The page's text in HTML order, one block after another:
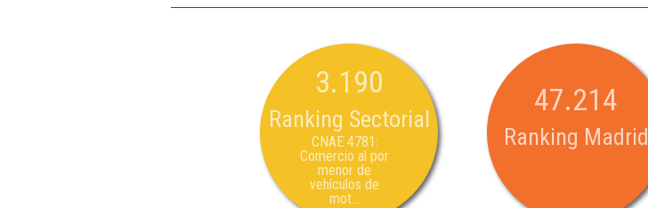
3.190
Ranking Sectorial
CNAE 4781:
Comercio al por
menor de
vehículos de
mot...
47.214
Ranking Madrid